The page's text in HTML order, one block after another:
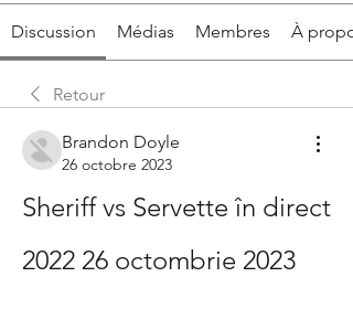
Discussion Médias Membres À
Retour
Brandon Doyle
26 octobre 2023
Sheriff vs Servette în direct
2022 26 octombrie 2023